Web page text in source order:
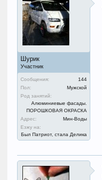
Шурик
Участник
Сообщения:
144
Пол:
Мужской
Род занятий:
Алюминиевые фасады.
ПОРОШКОВАЯ ОКРАСКА
Адрес:
Мин-Воды
Езжу на:
Был Патриот, стала Делика